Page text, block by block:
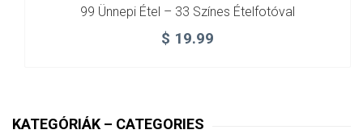
99 Ünnepi Étel – 33 Színes Ételfotóval
$ 19.99
KATEGÓRIÁK – CATEGORIES